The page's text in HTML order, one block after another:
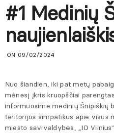
#1 Medinių
ON 09/02/2024
Nuo šiandien, iki pat metų
mėnesį įkris kruopščiai
informuosime medinių Šnipiškių
teritorijos simpatikus apie visus
miesto savivaldybės, „ID